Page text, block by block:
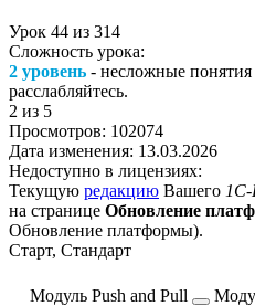
Урок 44 из 314
Сложность урока:
2 уровень - несложные
расслабляйтесь.
2 из 5
Просмотров: 102074
Дата изменения: 13.03.2026
Недоступно в лицензиях:
Текущую редакцию Вашего 1С-
на странице Обновление
Обновление платформы).
Старт, Стандарт
Модуль Push and Pull